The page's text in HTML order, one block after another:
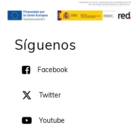
Síguenos
Facebook
Twitter
Youtube